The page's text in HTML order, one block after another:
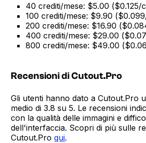
40 crediti/mese: $5.00 ($0.125/
100 crediti/mese: $9.90
200 crediti/mese: $16.90
400 crediti/mese: $29.00
800 crediti/mese: $49.00
Recensioni di Cutout.Pro
Gli utenti hanno dato a Cutout.Pro
medio di 3.8 su 5. Le recensioni
con la qualità delle immagini e
dell'interfaccia. Scopri di più sulle
Cutout.Proqui.